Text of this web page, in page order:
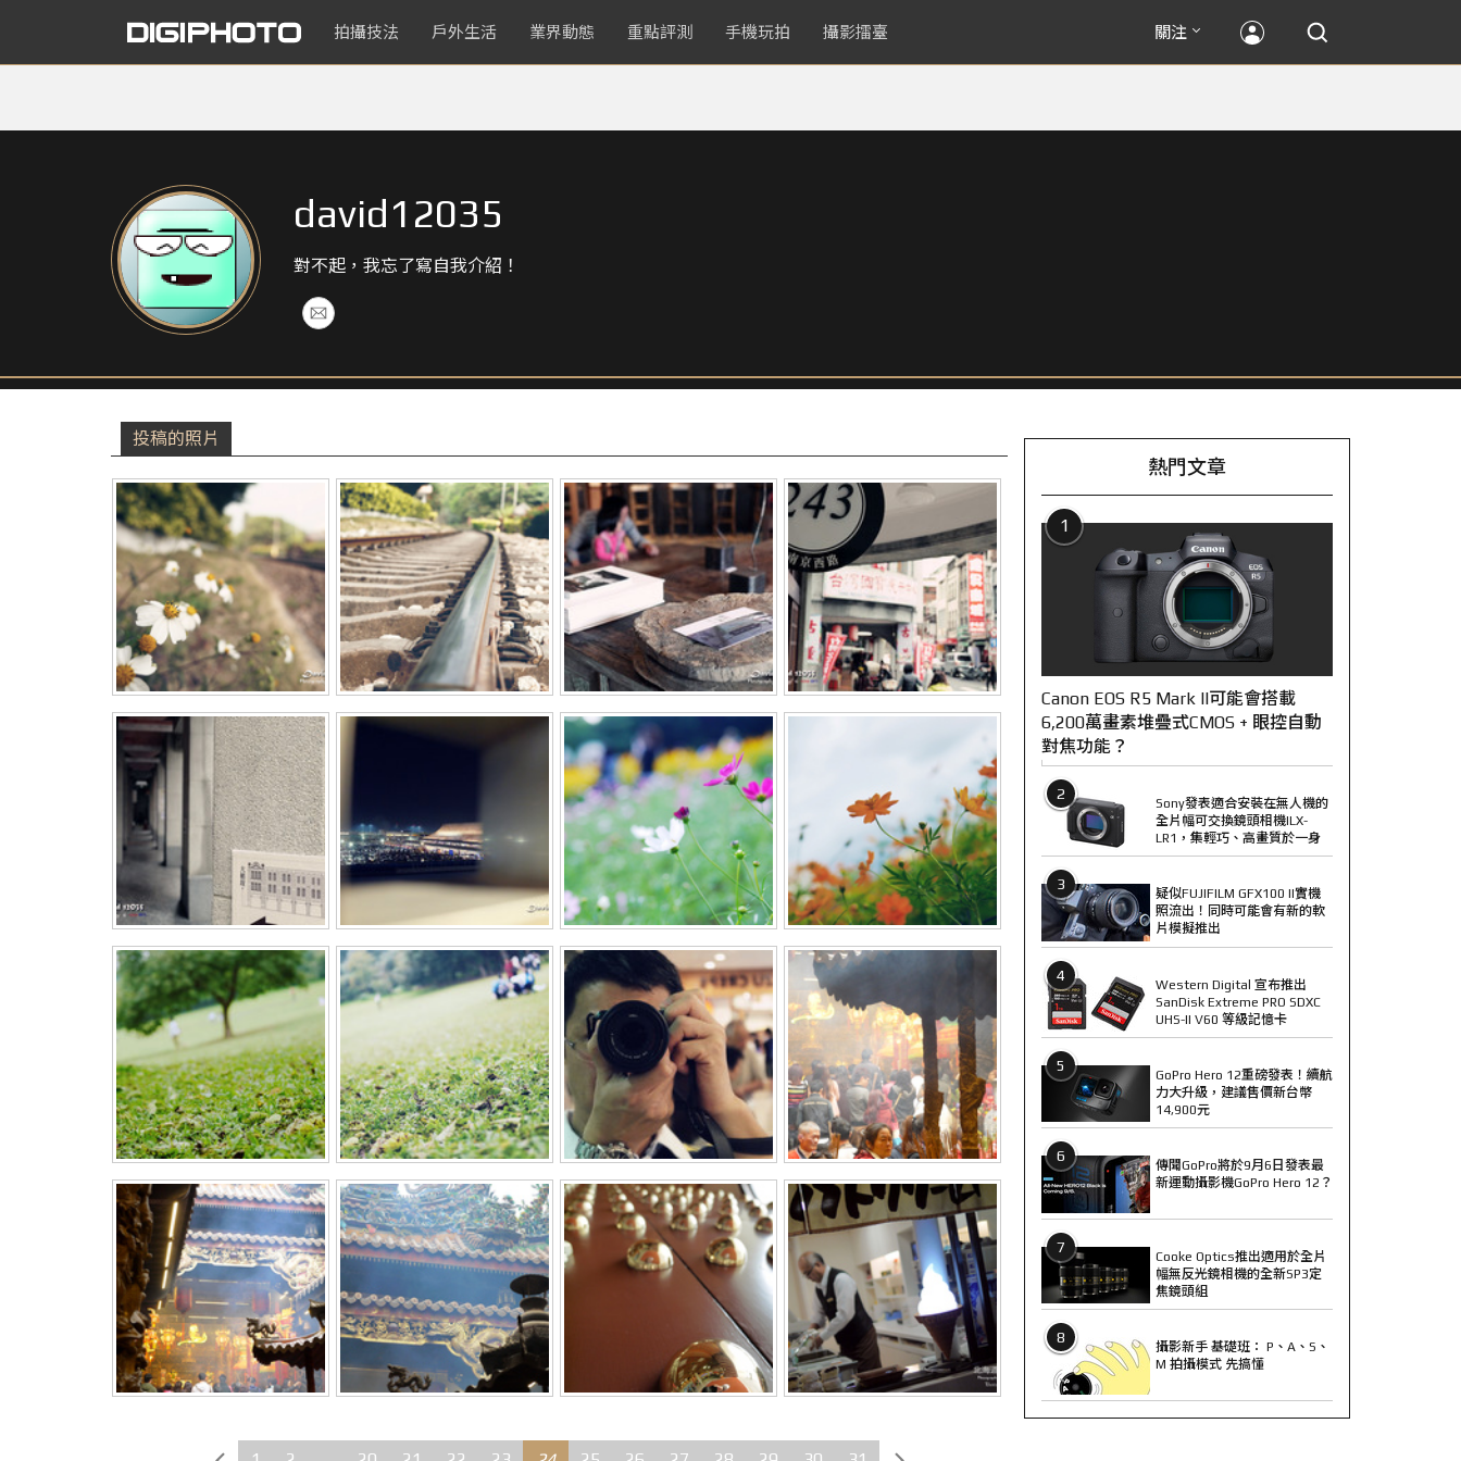
拍攝技法 戶外生活 業界動態 重點評測 手機玩拍 攝影擂臺 關注
david12035
對不起，我忘了寫自我介紹！
投稿的照片
熱門文章
1
Canon EOS R5 Mark II可能會搭載
6,200萬畫素堆疊式CMOS + 眼控自動
對焦功能？
2
Sony發表適合安裝在無人機的
全片幅可交換鏡頭相機ILX-
LR1，集輕巧、高畫質於一身
3
疑似FUJIFILM GFX100 II實機
照流出！同時可能會有新的軟
片模擬推出
4
Western Digital 宣布推出
SanDisk Extreme PRO SDXC
UHS-II V60 等級記憶卡
5
GoPro Hero 12重磅發表！續航
力大升級，建議售價新台幣
14,900元
6
傳聞GoPro將於9月6日發表最
新運動攝影機GoPro Hero 12？
7
Cooke Optics推出適用於全片
幅無反光鏡相機的全新SP3定
焦鏡頭組
8
攝影新手 基礎班： P、A、S、
M 拍攝模式 先搞懂